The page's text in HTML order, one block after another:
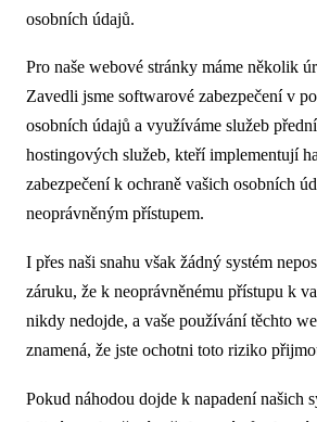
osobních údajů.
Pro naše webové stránky máme několik
Zavedli jsme softwarové zabezpečení v
osobních údajů a využíváme služeb
hostingových služeb, kteří implementují
zabezpečení k ochraně vašich osobních
neoprávněným přístupem.
I přes naši snahu však žádný systém
záruku, že k neoprávněnému přístupu k
nikdy nedojde, a vaše používání těchto
znamená, že jste ochotni toto riziko
Pokud náhodou dojde k napadení našich